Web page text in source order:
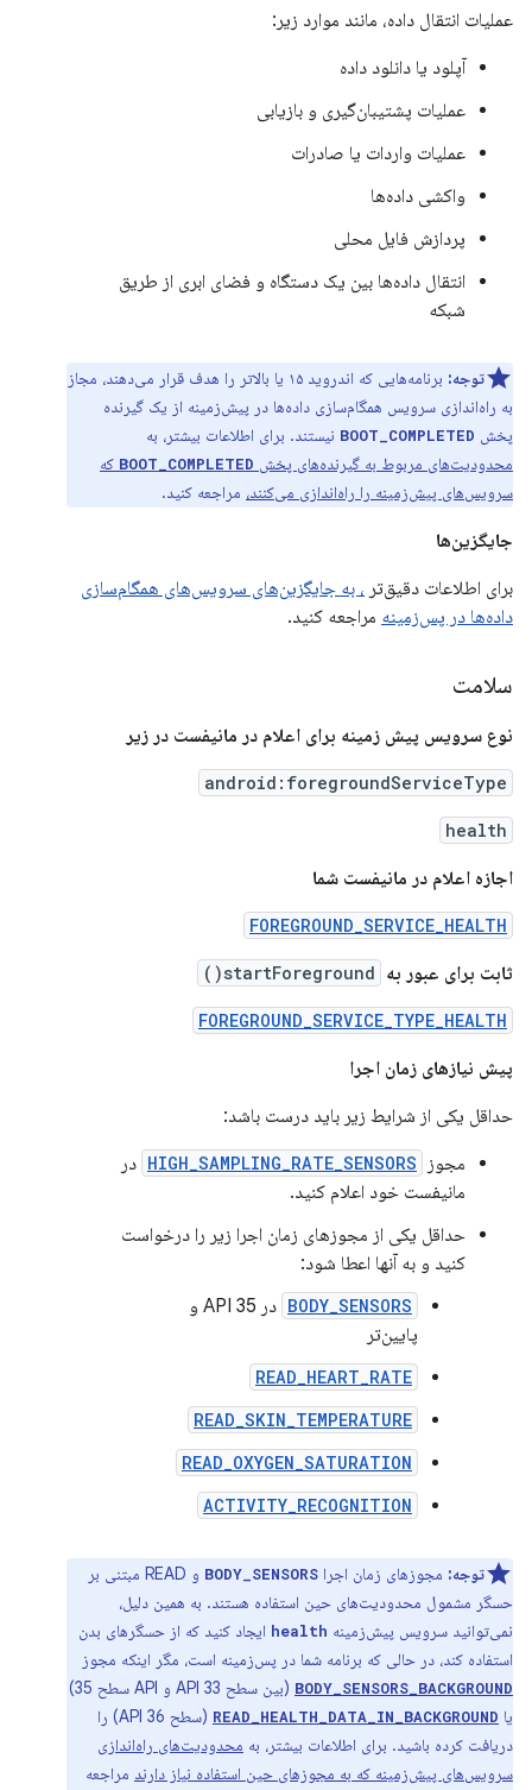
عملیات انتقال داده، مانند موارد زیر:
آپلود یا دانلود داده
عملیات پشتیبان‌گیری و بازیابی
عملیات واردات یا صادرات
واکشی داده‌ها
پردازش فایل محلی
انتقال داده‌ها بین یک دستگاه و فضای ابری از طریق
شبکه
توجه:
برنامه‌هایی که اندروید ۱۵ یا بالاتر را هدف قرار می‌دهند، مجاز
به راه‌اندازی سرویس همگام‌سازی داده‌ها در پیش‌زمینه از یک گیرنده
پخش BOOT_COMPLETED نیستند. برای اطلاعات بیشتر، به
محدودیت‌های مربوط به گیرنده‌های پخش BOOT_COMPLETED که
سرویس‌های پیش‌زمینه را راه‌اندازی می‌کنند، مراجعه کنید.
جایگزین‌ها
برای اطلاعات دقیق‌تر ، به جایگزین‌های سرویس‌های همگام‌سازی
داده‌ها در پس‌زمینه مراجعه کنید.
سلامت
نوع سرویس پیش زمینه برای اعلام در مانیفست در زیر
android:foregroundServiceType
health
اجازه اعلام در مانیفست شما
FOREGROUND_SERVICE_HEALTH
ثابت برای عبور به startForeground()
FOREGROUND_SERVICE_TYPE_HEALTH
پیش نیازهای زمان اجرا
حداقل یکی از شرایط زیر باید درست باشد:
مجوز
HIGH_SAMPLING_RATE_SENSORS در
مانیفست خود اعلام کنید.
حداقل یکی از مجوزهای زمان اجرا زیر را درخواست
کنید و به آنها اعطا شود:
BODY_SENSORS
در API 35 و
پایین‌تر
READ_HEART_RATE
READ_SKIN_TEMPERATURE
READ_OXYGEN_SATURATION
ACTIVITY_RECOGNITION
توجه: مجوزهای زمان اجرا BODY_SENSORS
و READ مبتنی بر
حسگر مشمول محدودیت‌های حین استفاده هستند. به همین دلیل،
نمی‌توانید سرویس پیش‌زمینه health ایجاد کنید که از حسگرهای بدن
استفاده کند، در حالی که برنامه شما در پس‌زمینه است، مگر اینکه مجوز
BODY_SENSORS_BACKGROUND
(بین سطح API 33 و API سطح 35)
یا READ_HEALTH_DATA_IN_BACKGROUND
(سطح API 36) را
دریافت کرده باشید. برای اطلاعات بیشتر، به محدودیت‌های راه‌اندازی
سرویس‌های پیش‌زمینه که به مجوزهای حین استفاده نیاز دارند مراجعه